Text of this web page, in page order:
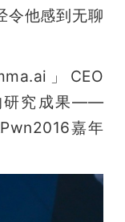
令他感到无聊
」CEO
研究成果——
嘉年